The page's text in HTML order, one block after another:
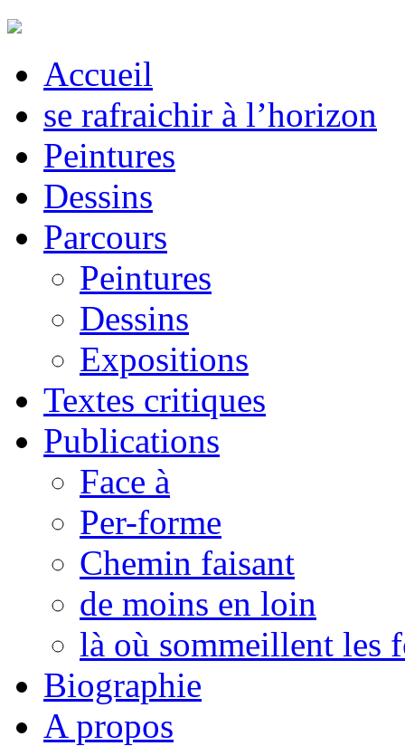
Accueil
se rafraichir à l’horizon
Peintures
Dessins
Parcours
Peintures
Dessins
Expositions
Textes critiques
Publications
Face à
Per-forme
Chemin faisant
de moins en loin
là où sommeillent les
Biographie
A propos